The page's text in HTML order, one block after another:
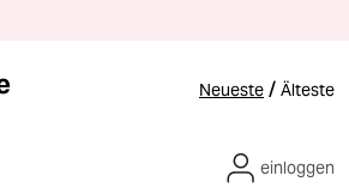
Neueste / Älteste
einloggen